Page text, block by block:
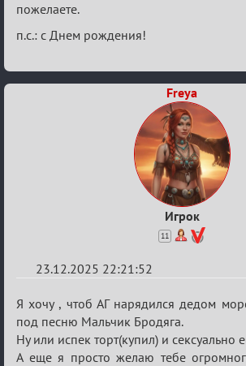
пожелаете.
п.с.: с Днем рождения!
Freya
Игрок
11
23.12.2025 22:21:52
Re:
Вечеринка
Я хочу , чтоб АГ нарядился дедом
под песню Мальчик Бродяга.
Ну или испек торт(купил) и сексуально
А еще я просто желаю тебе